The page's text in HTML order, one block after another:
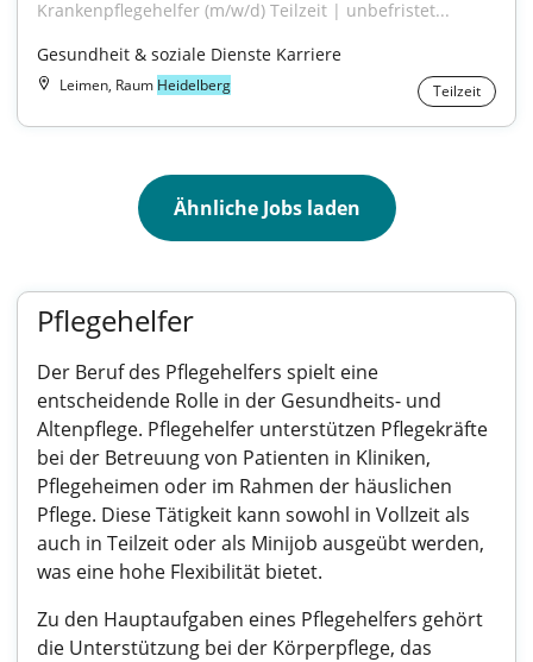
Krankenpflegehelfer (m/w/d) Teilzeit | unbefristet...
Gesundheit & soziale Dienste Karriere
Leimen, Raum Heidelberg Teilzeit
Ähnliche Jobs laden
Pflegehelfer
Der Beruf des Pflegehelfers spielt eine
entscheidende Rolle in der Gesundheits- und
Altenpflege. Pflegehelfer unterstützen Pflegekräfte
bei der Betreuung von Patienten in Kliniken,
Pflegeheimen oder im Rahmen der häuslichen
Pflege. Diese Tätigkeit kann sowohl in Vollzeit als
auch in Teilzeit oder als Minijob ausgeübt werden,
was eine hohe Flexibilität bietet.
Zu den Hauptaufgaben eines Pflegehelfers gehört
die Unterstützung bei der Körperpflege, das